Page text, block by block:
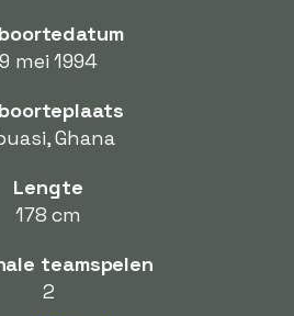
9 mei 1994
Ghana
Lengte
178 cm
teamspelen
2